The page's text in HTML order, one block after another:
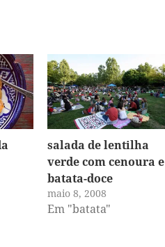
salada de lentilha
verde com cenoura e
batata-doce
maio 8, 2008
Em "batata"